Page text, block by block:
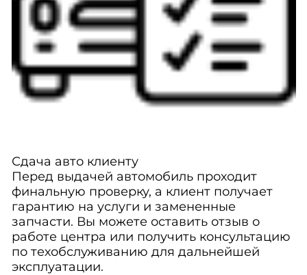
Сдача авто клиенту
Перед выдачей автомобиль проходит
финальную проверку, а клиент получает
гарантию на услуги и замененные
запчасти. Вы можете оставить отзыв о
работе центра или получить консультацию
по техобслуживанию для дальнейшей
эксплуатации.